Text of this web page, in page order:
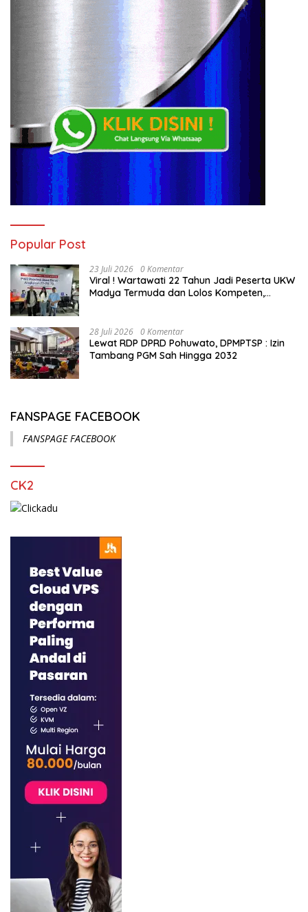
Popular Post
23 Juli 2026 0 Komentar
Viral ! Wartawati 22 Tahun Jadi Peserta UKW
Madya Termuda dan Lolos Kompeten,
28 Juli 2026 0 Komentar
Lewat RDP DPRD Pohuwato, DPMPTSP : Izin
Tambang PGM Sah Hingga 2032
FANSPAGE FACEBOOK
FANSPAGE FACEBOOK
CK2